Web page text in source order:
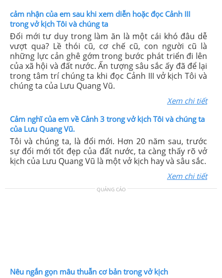
cảm nhận của em sau khi xem diễn hoặc đọc Cảnh III
trong vở kịch Tôi và chúng ta
Đổi mới tư duy trong làm ăn là một cái khó đâu dễ
vượt qua? Lề thói cũ, cơ chế cũ, con người cũ là
những lực cản ghê gớm trong bước phát triển đi lên
của xã hội và đất nước. Ấn tượng sâu sắc ấy đã để lại
trong tâm trí chúng ta khi đọc Cảnh III vở kịch Tôi và
chúng ta của Lưu Quang Vũ.
Xem chi tiết
Cảm nghĩ của em về Cảnh 3 trong vở kịch Tôi và chúng ta
của Lưu Quang Vũ.
Tôi và chúng ta, là đổi mới. Hơn 20 năm sau, trước
sự đổi mới tốt đẹp của đất nước, ta càng thấy rõ vở
kịch của Lưu Quang Vũ là một vở kịch hay và sâu sắc.
Xem chi tiết
QUẢNG CÁO
Nêu ngắn gọn mâu thuẫn cơ bản trong vở kịch